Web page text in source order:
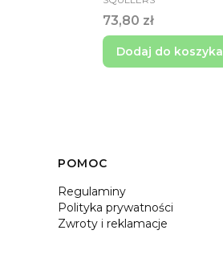
Cena
73,80 zł
Dodaj do koszyka
Linki w stopce
POMOC
Regulaminy
Polityka prywatności
Zwroty i reklamacje